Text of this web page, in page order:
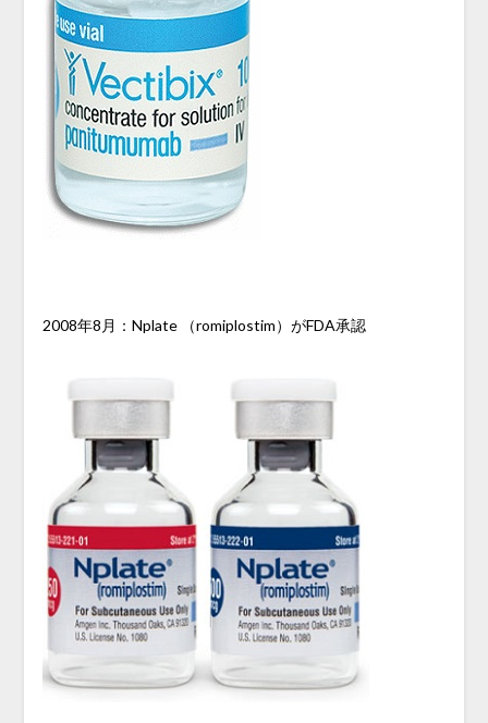
2008年8月：Nplate （romiplostim）がFDA承認